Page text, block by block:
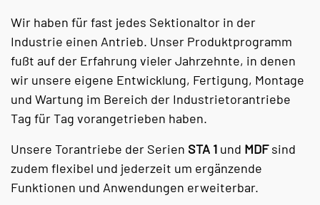
Wir haben für fast jedes Sektionaltor in der
Industrie einen Antrieb. Unser Produktprogramm
fußt auf der Erfahrung vieler Jahrzehnte, in denen
wir unsere eigene Entwicklung, Fertigung, Montage
und Wartung im Bereich der Industrietorantriebe
Tag für Tag vorangetrieben haben.
Unsere Torantriebe der Serien STA 1 und MDFsind
zudem flexibel und jederzeit um ergänzende
Funktionen und Anwendungen erweiterbar.